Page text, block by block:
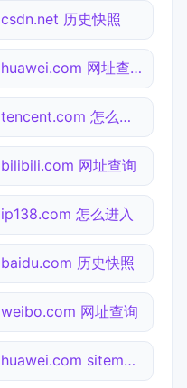
csdn.net 历史快照
huawei.com 网址查询
tencent.com 怎么进入
bilibili.com 网址查询
ip138.com 怎么进入
baidu.com 历史快照
weibo.com 网址查询
huawei.com sitemap.xml检测